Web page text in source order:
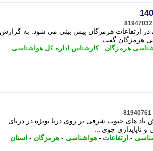
81947032
در ارتفاعات هرمزگان پیش بینی می شود. به گزارش
هرمزگان گفت: ...
هرمزگان -کارشناس اداره کل هواشناسی
81940761
های جنوب شرقی بر روی دریا بویژه در دریای
ناپایداری جوی ...
- ارتفاعات - هواشناسی - هرمزگان - استان